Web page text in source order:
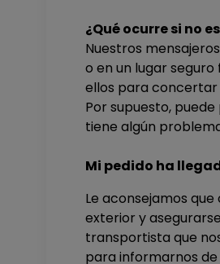
¿Qué ocurre si no
Nuestros
o en un lugar
ellos para concertar
Por supuesto,
tiene algún
Mi pedido ha
Le aconsejamos
exterior y
transportista que
para informarnos